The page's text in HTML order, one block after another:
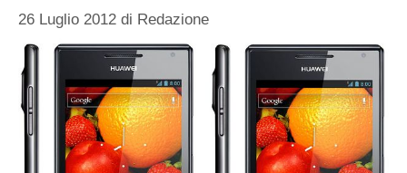
26 Luglio 2012 di Redazione